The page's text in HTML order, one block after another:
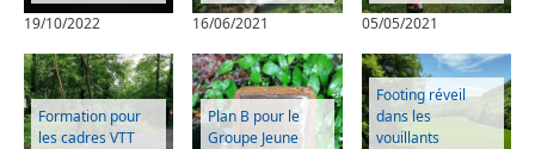
19/10/2022
16/06/2021
05/05/2021
Formation pour
les cadres VTT
Plan B pour le
Groupe Jeune
Footing réveil
dans les
vouillants